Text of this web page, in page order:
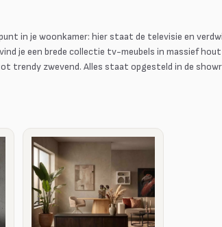
in je woonkamer: hier staat de televisie en
vind je een brede collectie tv-meubels in massief
trendy zwevend. Alles staat opgesteld in de